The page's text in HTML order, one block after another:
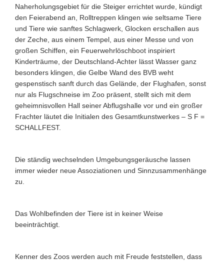
Naherholungsgebiet für die Steiger errichtet wurde, kündigt
den Feierabend an, Rolltreppen klingen wie seltsame Tiere
und Tiere wie sanftes Schlagwerk, Glocken erschallen aus
der Zeche, aus einem Tempel, aus einer Messe und von
großen Schiffen, ein Feuerwehrlöschboot inspiriert
Kinderträume, der Deutschland-Achter lässt Wasser ganz
besonders klingen, die Gelbe Wand des BVB weht
gespenstisch sanft durch das Gelände, der Flughafen, sonst
nur als Flugschneise im Zoo präsent, stellt sich mit dem
geheimnisvollen Hall seiner Abflugshalle vor und ein großer
Frachter läutet die Initialen des Gesamtkunstwerkes – S F =
SCHALLFEST.
Die ständig wechselnden Umgebungsgeräusche lassen
immer wieder neueAssoziationen und Sinnzusammenhänge
zu.
Das Wohlbefinden der Tiere ist in keiner Weise
beeinträchtigt.
Kenner des Zoos werden auch mit Freude feststellen, dass